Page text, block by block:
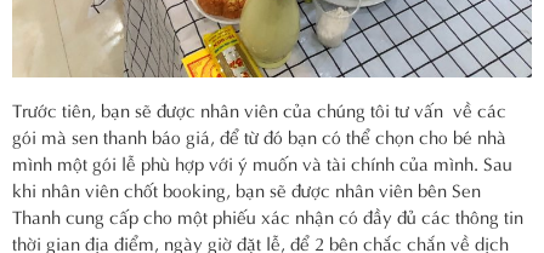
Trước tiên, bạn sẽ được nhân viên của chúng tôi tư vấn về các
gói mà sen thanh báo giá, để từ đó bạn có thể chọn cho bé nhà
mình một gói lễ phù hợp với ý muốn và tài chính của mình. Sau
khi nhân viên chốt booking, bạn sẽ được nhân viên bên Sen
Thanh cung cấp cho một phiếu xác nhận có đầy đủ các thông tin
thời gian địa điểm, ngày giờ đặt lễ, để 2 bên chắc chắn về dịch